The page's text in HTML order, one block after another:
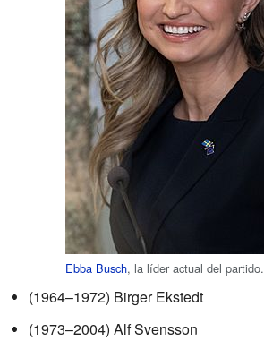
Ebba Busch, la líder actual del partido.
(1964–1972) Birger Ekstedt
(1973–2004) Alf Svensson